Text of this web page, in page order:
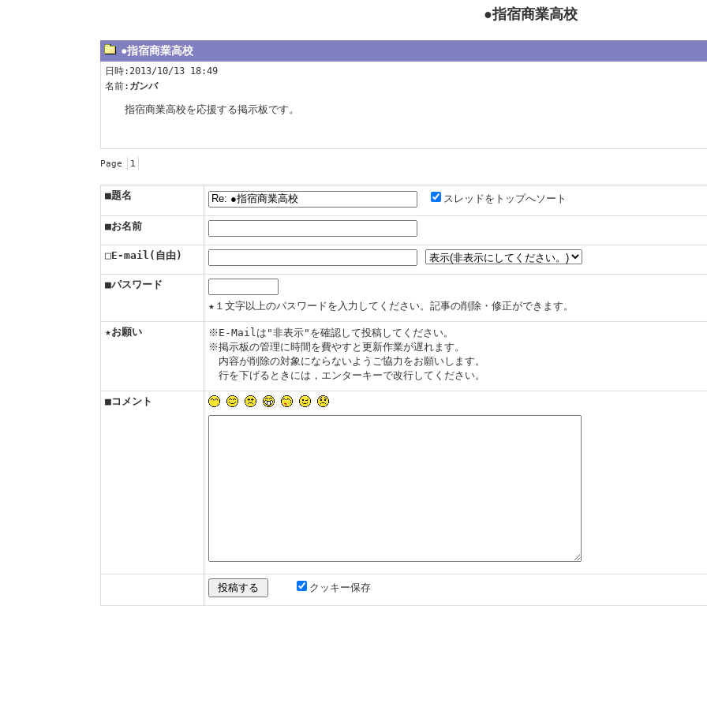
●指宿商業高校
●指宿商業高校
日時:2013/10/13 18:49
名前: ガンバ
指宿商業高校を応援する掲示板です。
Page 1
■題名 スレッドをトップへソート
■お名前
□E-mail(自由)
■パスワード
★１文字以上のパスワードを入力してください。記事の削除・修正ができます。
★お願い
※E-Mailは"非表示"を確認して投稿してください。
※掲示板の管理に時間を費やすと更新作業が遅れます。
内容が削除の対象にならないようご協力をお願いします。
行を下げるときには，エンターキーで改行してください。
■コメント
クッキー保存